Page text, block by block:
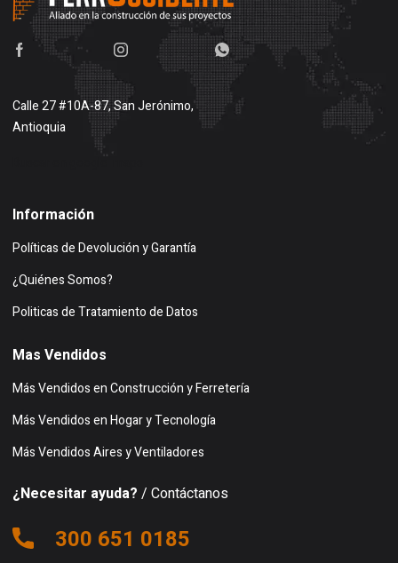
Calle 27 #10A-87, San Jerónimo,
Antioquia
Información
Políticas de Devolución y Garantía
¿Quiénes Somos?
Politicas de Tratamiento de Datos
Mas Vendidos
Más Vendidos en Construcción y Ferretería
Más Vendidos en Hogar y Tecnología
Más Vendidos Aires y Ventiladores
¿Necesitar ayuda? / Contáctanos
300 651 0185